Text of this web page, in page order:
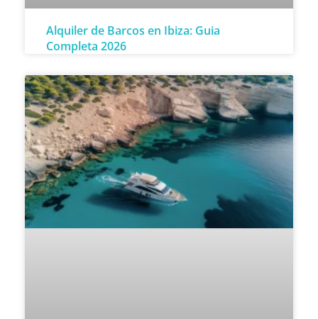
Alquiler de Barcos en Ibiza: Guia
Completa 2026